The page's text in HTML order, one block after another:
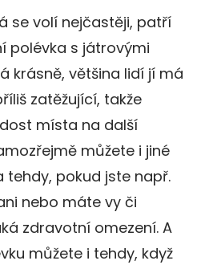
se volí nejčastěji, patří
polévka s játrovými
krásně, většina lidí jí má
zatěžující, takže
místa na další
můžete i jiné
tehdy, pokud jste např.
nebo máte vy či
zdravotní omezení. A
můžete i tehdy, když